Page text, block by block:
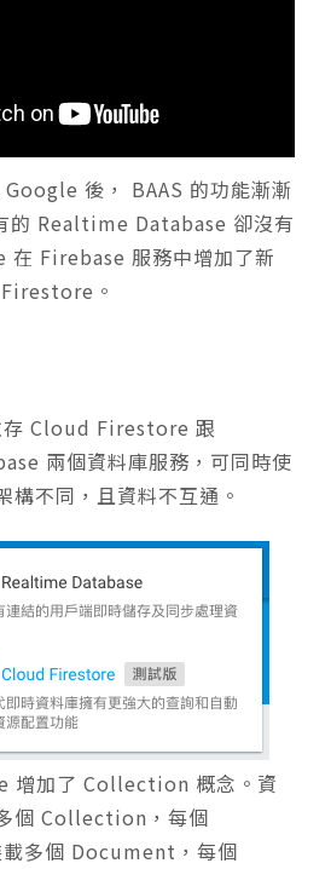
後， BAAS 的功能漸漸
的 Realtime Database 卻沒有
在 Firebase 服務中增加了新
。
Cloud Firestore 跟
兩個資料庫服務，可同時使
構不同，且資料不互通。
增加了 Collection 概念。資
個 Collection，每個
多個 Document，每個